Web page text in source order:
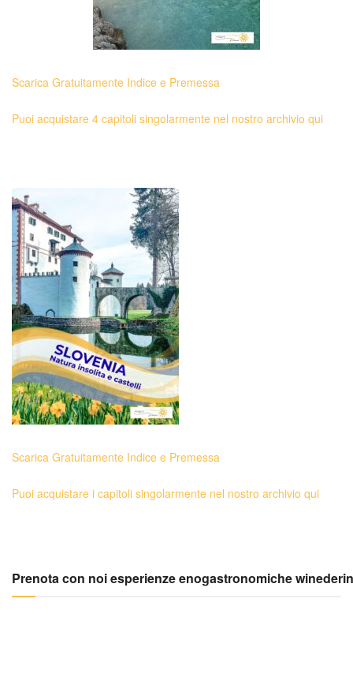
Scarica Gratuitamente Indice e Premessa
Puoi acquistare 4 capitoli singolarmente nel nostro archivio qui
Scarica Gratuitamente Indice e Premessa
Puoi acquistare i capitoli singolarmente nel nostro archivio qui
Prenota con noi esperienze enogastronomiche